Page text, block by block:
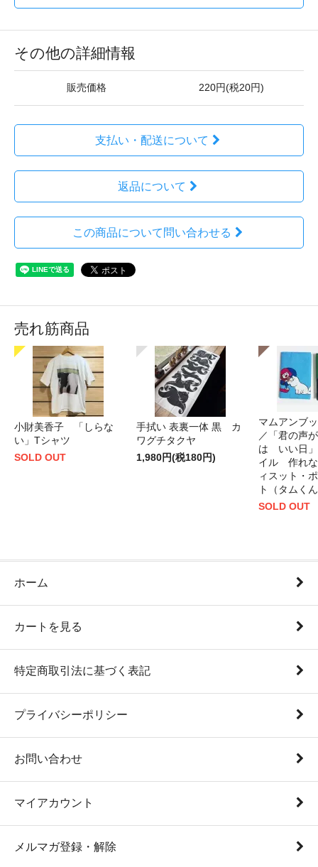
その他の詳細情報
販売価格 220円(税20円)
支払い・配送について
返品について
この商品について問い合わせる
売れ筋商品
小財美香子 「しらな
い」Tシャツ
SOLD OUT
手拭い 表裏一体 黒 カ
ワグチタクヤ
1,980円(税180円)
マムアンブ
／「君の声
は いい日」
イル 作れ
ィスット・
ト（タムく
SOLD OUT
ホーム
カートを見る
特定商取引法に基づく表記
プライバシーポリシー
お問い合わせ
マイアカウント
メルマガ登録・解除